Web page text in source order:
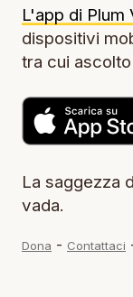
L'app di Plum
dispositivi
tra cui
La saggezza
vada.
Dona - Contattaci